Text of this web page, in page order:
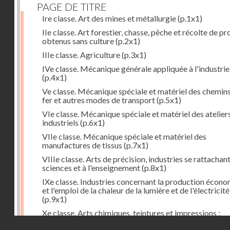
PAGE DE TITRE
Ire classe. Art des mines et métallurgie(p.1x1)
IIe classe. Art forestier, chasse, pêche et récolte de
obtenus sans culture(p.2x1)
IIIe classe. Agriculture(p.3x1)
IVe classe. Mécanique générale appliquée à l'industrie
(p.4x1)
Ve classe. Mécanique spéciale et matériel des
fer et autres modes de transport(p.5x1)
VIe classe. Mécanique spéciale et matériel des
industriels (p.6x1)
VIIe classe. Mécanique spéciale et matériel des
manufactures de tissus (p.7x1)
VIIIe classe. Arts de précision, industries se
sciences et à l'enseignement(p.8x1)
IXe classe. Industries concernant la production
et l'emploi de la chaleur de la lumière et de l'électricité
(p.9x1)
Xe classe. Arts chimiques, teintures et impressions ;